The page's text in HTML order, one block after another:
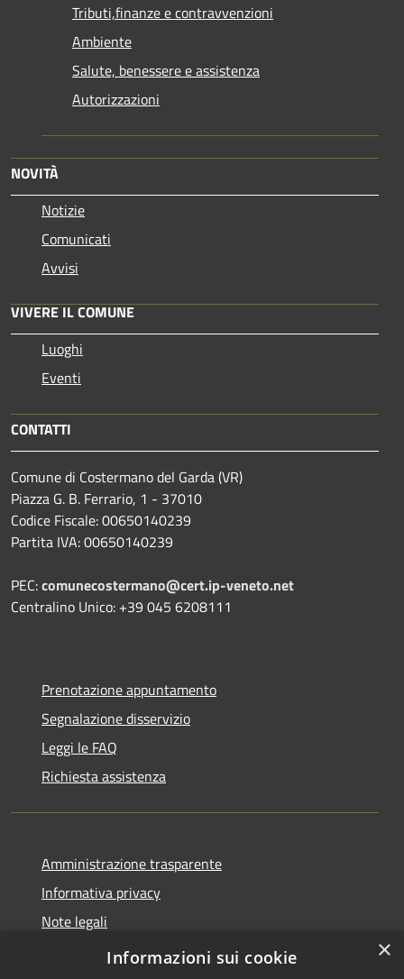
Tributi,finanze e contravvenzioni
Ambiente
Salute, benessere e assistenza
Autorizzazioni
NOVITÀ
Notizie
Comunicati
Avvisi
VIVERE IL COMUNE
Luoghi
Eventi
CONTATTI
Comune di Costermano del Garda (VR)
Piazza G. B. Ferrario, 1 - 37010
Codice Fiscale: 00650140239
Partita IVA: 00650140239
PEC:comunecostermano@cert.ip-veneto.net
Centralino Unico: +39 045 6208111
Prenotazione appuntamento
Segnalazione disservizio
Leggi le FAQ
Richiesta assistenza
Amministrazione trasparente
Informativa privacy
Note legali
Dichiarazione di Accessibilità
×
Informazioni sui cookie